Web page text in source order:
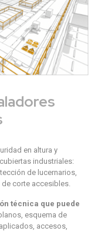
en altura y
industriales:
de lucernarios,
corte accesibles.
técnica que puede
esquema de
accesos,